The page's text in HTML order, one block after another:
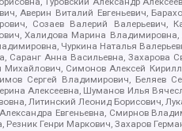
Аверин Виталий Евгеньевич,
Созаев Валерий Валерьевич,
Халидова Марина
Чуркина Наталья
Анна Васильевна, Захарова
Симонов Алексей
Сергей Владимирович, Беляев
Алексеевна, Шуманов Илья
Литинский Леонид Борисович,
Евгеньевна, Смирнов
Генри Маркович, Захаров